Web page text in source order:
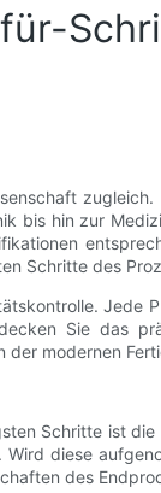
bis hin zur
Schritte des
Jede
Sie das
der modernen
Schritte ist
diese
des